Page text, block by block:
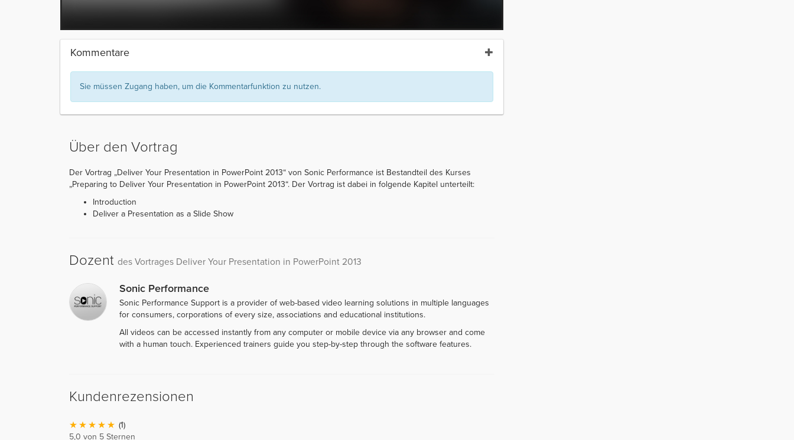
Kommentare
Sie müssen Zugang haben, um die Kommentarfunktion zu nutzen.
Über den Vortrag
Der Vortrag „Deliver Your Presentation in PowerPoint 2013“ von Sonic Performance ist Bestandteil des Kurses
„Preparing to Deliver Your Presentation in PowerPoint 2013“. Der Vortrag ist dabei in folgende Kapitel unterteilt:
Introduction
Deliver a Presentation as a Slide Show
Dozent des Vortrages Deliver Your Presentation in PowerPoint 2013
Sonic Performance
Sonic Performance Support is a provider of web-based video learning solutions in multiple languages
for consumers, corporations of every size, associations and educational institutions.
All videos can be accessed instantly from any computer or mobile device via any browser and come
with a human touch. Experienced trainers guide you step-by-step through the software features.
Kundenrezensionen
(1)
5,0 von 5 Sternen